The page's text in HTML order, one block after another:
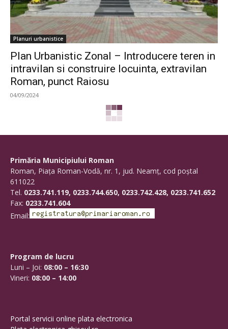
Planuri urbanistice
Plan Urbanistic Zonal – Introducere teren in
intravilan si construire locuinta, extravilan
Roman, punct Raiosu
04/09/2024
Planuri urbanistice
Plan Urbanistic Zonal in vederea ridicarii
Etaje – punct Varnita, tarla 39, parcela